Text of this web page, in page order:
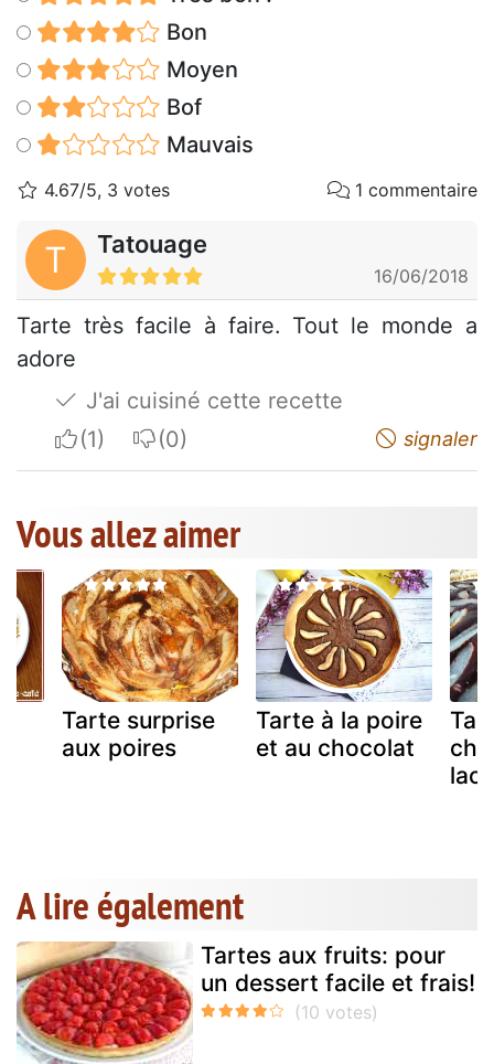
Bon
Moyen
Bof
Mauvais
4.67/5, 3 votes 1 commentaire
T Tatouage
16/06/2018
Tarte très facile à faire. Tout le monde a
adore
J'ai cuisiné cette recette
I apreciateI do not appreciate signaler
Vous allez aimer
Tarte surprise
aux poires
Tarte à la poire
et au chocolat
A lire également
Tartes aux fruits: pour
un dessert facile et frais!